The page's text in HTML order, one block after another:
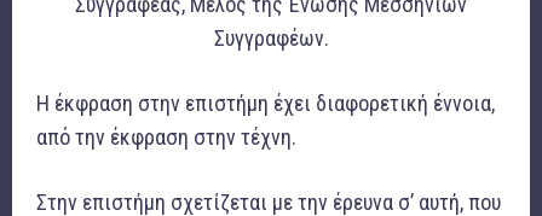
Συγγραφέων.
Η έκφραση στην επιστήμη έχει διαφορετική έννοια,
από την έκφραση στην τέχνη.
Στην επιστήμη σχετίζεται με την έρευνα σ’ αυτή, που